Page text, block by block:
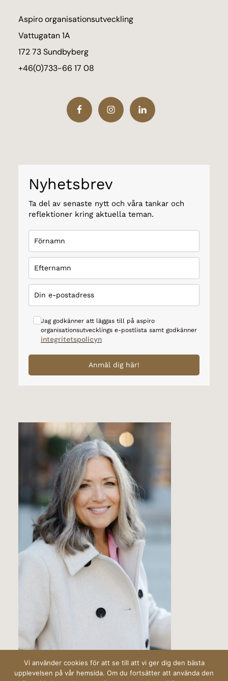
Aspiro organisationsutveckling
Vattugatan 1A
172 73 Sundbyberg
+46(0)733-66 17 08
Nyhetsbrev
Ta del av senaste nytt och våra tankar och
reflektioner kring aktuella teman.
Jag godkänner att läggas till på aspiro
organisationsutvecklings e-postlista samt godkänner
integritetspolicyn
Anmäl dig här!
Vi använder cookies för att se till att vi ger dig den bästa
upplevelsen på vår hemsida. Om du fortsätter att använda den